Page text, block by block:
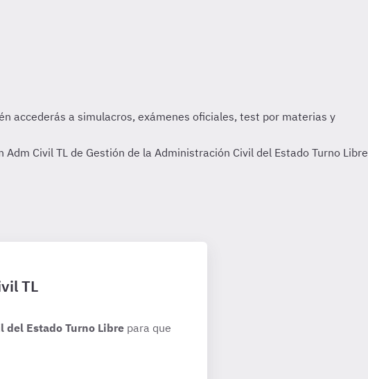
Civil TL de Gestión de la Administración Civil del Estado Turno Libre
TL
Estado Turno Libre para que